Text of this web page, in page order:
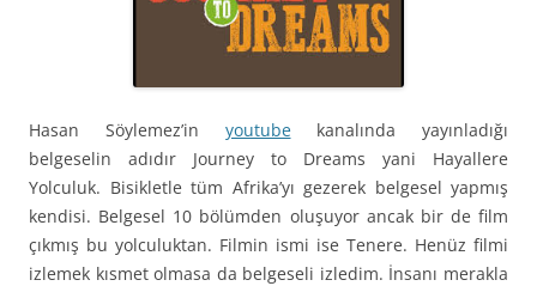
Hasan Söylemez’in youtubekanalında yayınladığı
belgeselin adıdır Journey to Dreams yani Hayallere
Yolculuk. Bisikletle tüm Afrika’yı gezerek belgesel yapmış
kendisi. Belgesel 10 bölümden oluşuyor ancak bir de film
çıkmış bu yolculuktan. Filmin ismi ise Tenere. Henüz filmi
izlemek kısmet olmasa da belgeseli izledim. İnsanı merakla